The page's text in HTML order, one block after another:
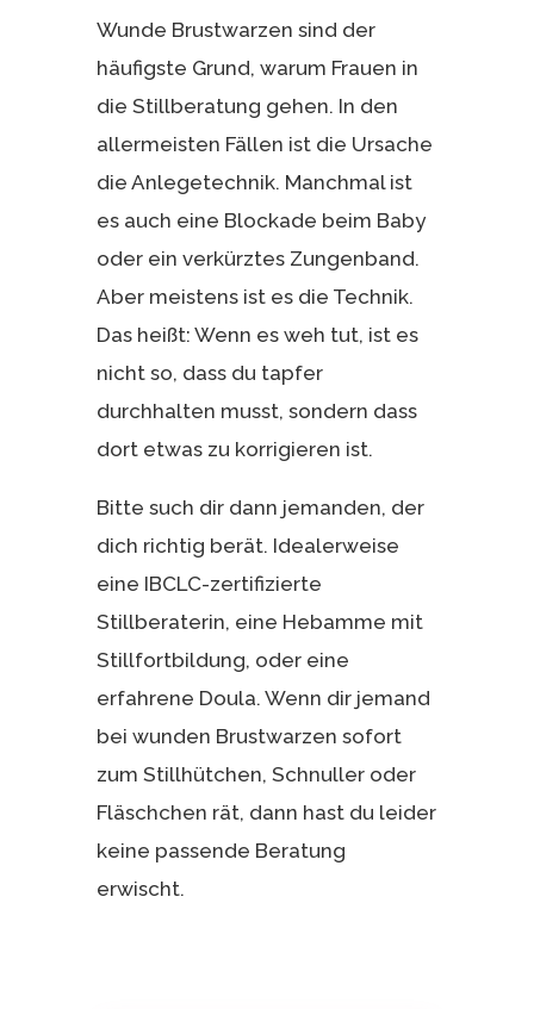
Wunde Brustwarzen sind der
häufigste Grund, warum Frauen in
die Stillberatung gehen. In den
allermeisten Fällen ist die Ursache
die Anlegetechnik. Manchmal ist
es auch eine Blockade beim Baby
oder ein verkürztes Zungenband.
Aber meistens ist es die Technik.
Das heißt: Wenn es weh tut, ist es
nicht so, dass du tapfer
durchhalten musst, sondern dass
dort etwas zu korrigieren ist.
Bitte such dir dann jemanden, der
dich richtig berät. Idealerweise
eine IBCLC-zertifizierte
Stillberaterin, eine Hebamme mit
Stillfortbildung, oder eine
erfahrene Doula. Wenn dir jemand
bei wunden Brustwarzen sofort
zum Stillhütchen, Schnuller oder
Fläschchen rät, dann hast du leider
keine passende Beratung
erwischt.